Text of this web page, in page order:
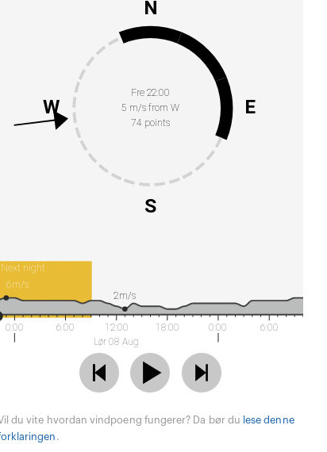
Fre 22:00
5 m/s from W
74 points
N
E
S
W
Next night
0:00 6:00
12:00
Lør 08 Aug
18:00 0:00 6:00
6m/s
2m/s
du vite hvordan vindpoeng fungerer? Da bør du lese denne
.